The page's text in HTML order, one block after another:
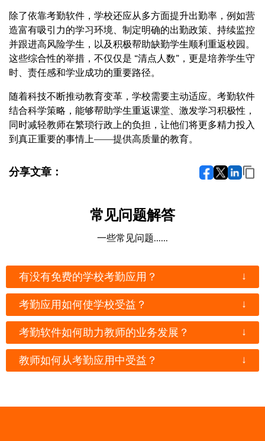
除了依靠考勤软件，学校还应从多方面提升出勤率，例如营
造富有吸引力的学习环境、制定明确的出勤政策、持续监控
并跟进高风险学生，以及积极帮助缺勤学生顺利重返校园。
这些综合性的举措，不仅仅是 “清点人数”，更是培养学生守
时、责任感和学业成功的重要路径。
随着科技不断推动教育变革，学校需要主动适应。考勤软件
结合科学策略，能够帮助学生重返课堂、激发学习积极性，
同时减轻教师在繁琐行政上的负担，让他们将更多精力投入
到真正重要的事情上——提供高质量的教育。
分享文章：
常见问题解答
一些常见问题......
有没有免费的学校考勤应用？ ↓
考勤应用如何使学校受益？ ↓
考勤软件如何助力教师的业务发展？ ↓
教师如何从考勤应用中受益？ ↓